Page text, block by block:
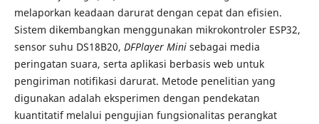
melaporkan keadaan darurat dengan cepat dan efisien.
Sistem dikembangkan menggunakan mikrokontroler ESP32,
sensor suhu DS18B20, DFPlayer Minisebagai media
peringatan suara, serta aplikasi berbasis web untuk
pengiriman notifikasi darurat. Metode penelitian yang
digunakan adalah eksperimen dengan pendekatan
kuantitatif melalui pengujian fungsionalitas perangkat